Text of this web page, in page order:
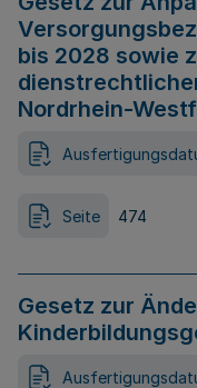
bis 2028 sowie
Nordrhein-
Seite 474
Gesetz zur